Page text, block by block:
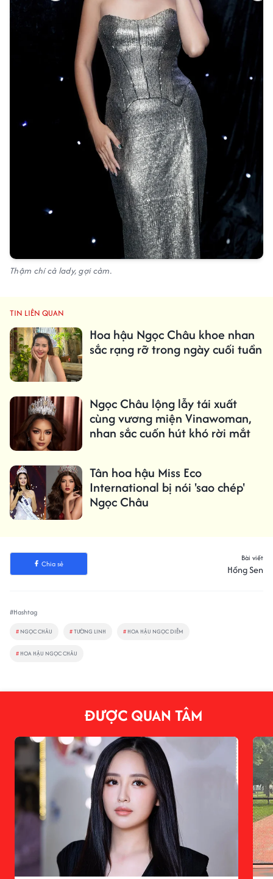
Thậm chí cả lady, gợi cảm.
TIN LIÊN QUAN
Hoa hậu Ngọc Châu khoe nhan
sắc rạng rỡ trong ngày cuối tuần
Ngọc Châu lộng lẫy tái xuất
cùng vương miện Vinawoman,
nhan sắc cuốn hút khó rời mắt
Tân hoa hậu Miss Eco
International bị nói 'sao chép'
Ngọc Châu
Chia sẻ
Bài viết
Hồng Sen
#Hashtag
# NGỌC CHÂU #TƯỜNG LINH # HOA HẬU NGỌC DIỄM
# HOA HẬU NGỌC CHÂU
ĐƯỢC QUAN TÂM